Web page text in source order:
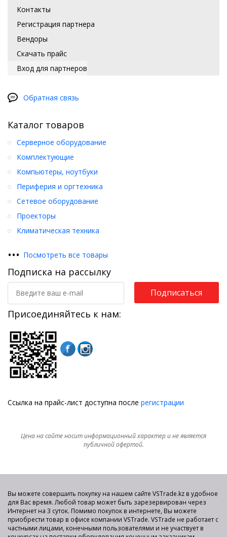
Контакты
Регистрация партнера
Вендоры
Скачать прайс
Вход для партнеров
Обратная связь
Каталог товаров
Серверное оборудование
Комплектующие
Компьютеры, ноутбуки
Периферия и оргтехника
Сетевое оборудование
Проекторы
Климатическая техника
••• Посмотреть все товары
Подписка на рассылку
Подписаться
Присоединяйтесь к нам:
Ссылка на прайс-лист доступна после регистрации
Цена на сайте носит информационный характер и не является
публичной офертой.
Вы можете совершить покупку на нашем сайте VSTrade.kz в удобное
для Вас время. Любой товар может быть зарезервирован через
Интернет на 3 суток. Помимо покупок в интернете, Вы можете
приобрести товар в офисе компании VSTrade. VSTrade не работает с
частными лицами, конечными пользователями и не участвует в